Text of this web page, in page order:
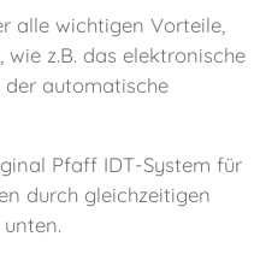
alle wichtigen Vorteile,
wie z.B. das elektronische
der automatische
Pfaff IDT-System für
durch gleichzeitigen